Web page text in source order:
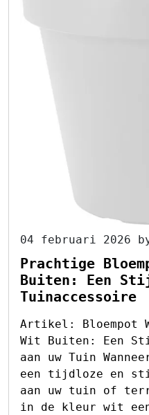
04 februari 2026
Prachtige
Buiten: Een
Tuinaccessoire
Artikel: Bloempot
Wit Buiten: Een
aan uw Tuin
een tijdloze en
aan uw tuin of
in de kleur wit